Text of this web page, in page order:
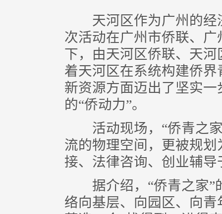
天河区作为广州的经
次活动在广州市侨联、
下，由天河区侨联、天
着天河区在系统构建侨
新资源方面迈出了坚实
的“侨动力”。
活动现场，“侨青之家
流的物理空间，更被规
接、法律咨询、创业辅
据介绍，“侨青之家”
络向基层、向园区、向